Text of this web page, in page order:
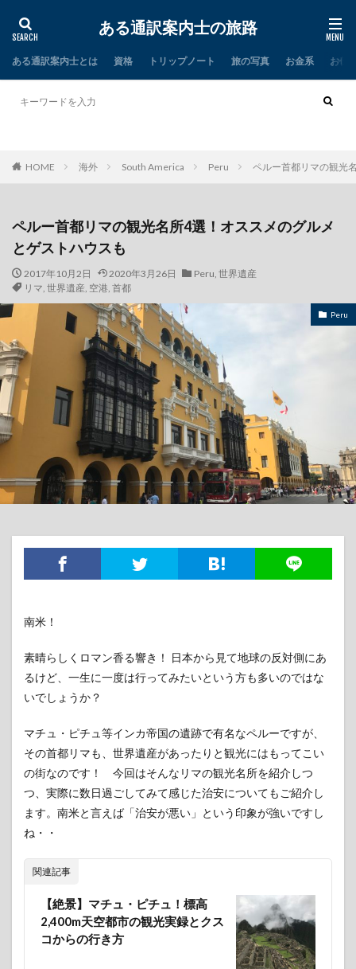
ある通訳案内士の旅路
ある通訳案内士とは 資格 トリップノート 旅の写真 お金系 お仕
HOME 海外 South America Peru ペルー首都リマの観光
ペルー首都リマの観光名所4選！オススメのグルメ
とゲストハウスも
2017年10月2日 2020年3月26日 Peru, 世界遺産
リマ, 世界遺産, 空港, 首都
Peru
南米！
素晴らしくロマン香る響き！ 日本から見て地球の反対側にあ
るけど、一生に一度は行ってみたいという方も多いのではな
いでしょうか？
マチュ・ピチュ等インカ帝国の遺跡で有名なペルーですが、
その首都リマも、世界遺産があったりと観光にはもってこい
の街なのです！ 今回はそんなリマの観光名所を紹介しつ
つ、実際に数日過ごしてみて感じた治安についてもご紹介し
ます。南米と言えば「治安が悪い」という印象が強いですし
ね・・
関連記事
【絶景】マチュ・ピチュ！標高
2,400m天空都市の観光実録とクス
コからの行き方